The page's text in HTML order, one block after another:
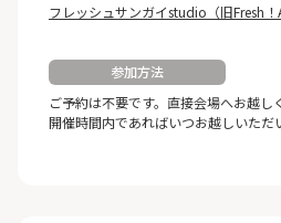
フレッシュサンガイstudio（旧Fresh！
参加方法
ご予約は不要です。直接会場へお越し
開催時間内であればいつお越しいただ